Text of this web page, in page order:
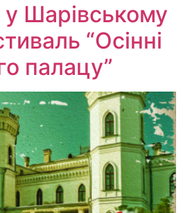
Шарівському
“Осінні
палацу”